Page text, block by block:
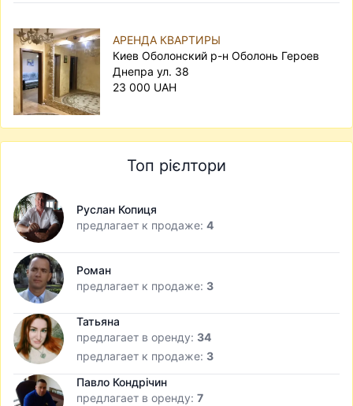
АРЕНДА КВАРТИРЫ
Киев Оболонский р-н Оболонь Героев
Днепра ул. 38
23 000 UAH
Топ рієлтори
Руслан Копиця
предлагает к продаже: 4
Роман
предлагает к продаже: 3
Татьяна
предлагает в оренду: 34
предлагает к продаже: 3
Павло Кондрічин
предлагает в оренду: 7